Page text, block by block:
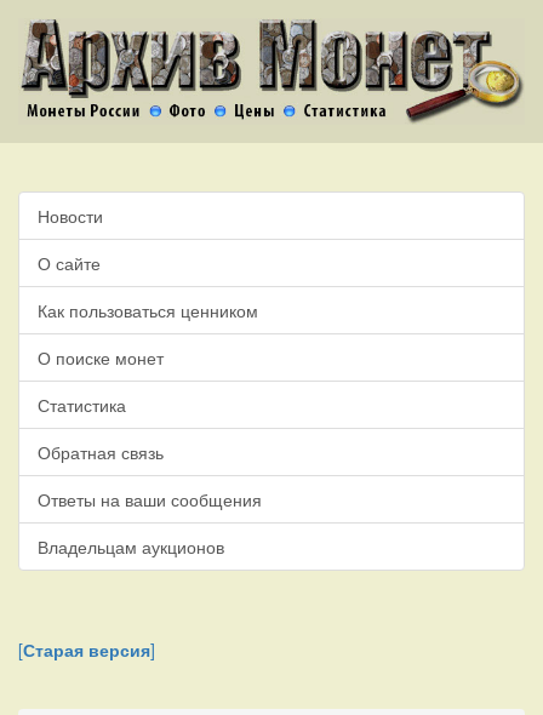
Новости
О сайте
Как пользоваться ценником
О поиске монет
Статистика
Обратная связь
Ответы на ваши сообщения
Владельцам аукционов
[Старая версия]